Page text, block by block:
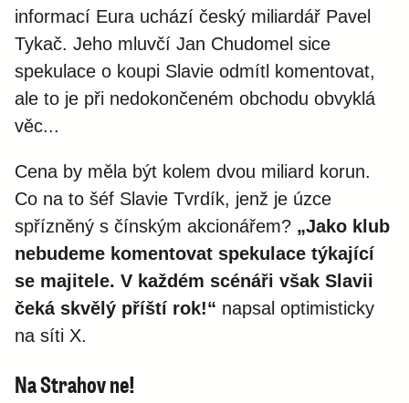
informací Eura uchází český miliardář Pavel
Tykač. Jeho mluvčí Jan Chudomel sice
spekulace o koupi Slavie odmítl komentovat,
ale to je při nedokončeném obchodu obvyklá
věc...
Cena by měla být kolem dvou miliard korun.
Co na to šéf Slavie Tvrdík, jenž je úzce
spřízněný s čínským akcionářem? „Jako klub
nebudeme komentovat spekulace týkající
se majitele. V každém scénáři však Slavii
čeká skvělý příští rok!“ napsal optimisticky
na síti X.
Na Strahov ne!